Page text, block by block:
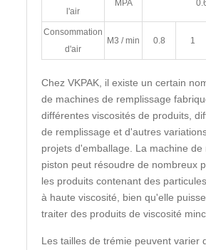
l'air
MPA
Consommation
d'air
M3 / min 0.8 1
Chez VKPAK, il existe un certain
de machines de remplissage
différentes viscosités de produits,
de remplissage et d'autres
projets d'emballage. La machine de
piston peut résoudre de nombreux
les produits contenant des
à haute viscosité, bien qu'elle
traiter des produits de viscosité
Les tailles de trémie peuvent varier